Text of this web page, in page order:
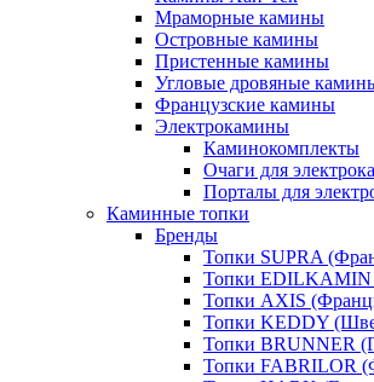
Мраморные камины
Островные камины
Пристенные камины
Угловые дровяные
Французские камины
Электрокамины
Каминокомплекты
Очаги для
Порталы для
Каминные топки
Бренды
Топки SUPRA
Топки EDILKAMIN
Топки AXIS
Топки KEDDY
Топки BRUNNER
Топки FABRILOR